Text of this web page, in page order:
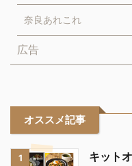
奈良あれこれ
広告
オススメ記事
1
キット